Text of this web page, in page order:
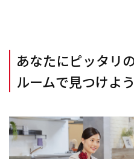
あなたにピッタリ
ルームで見つけよう